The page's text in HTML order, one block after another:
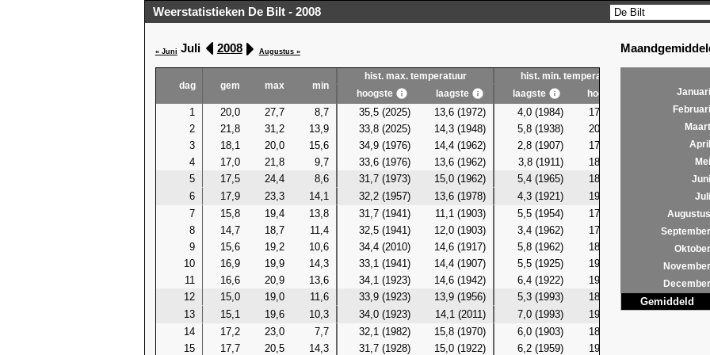
Weerstatistieken De Bilt - 2008
« Juni Juli 2008 Augustus »
dag gem max min
hist. max. temperatuur hist. min. temperatuur
hist.
hoogste
laagste laagste hoogste laagste
1 20,0 27,7 8,7 35,5 (2025) 13,6 (1972) 4,0 (1984) 17,2 (1992) 10,9
2
21,8 31,2 13,9 33,8 (2025) 14,3 (1948) 5,8 (1938) 20,5 (2010) 10,8
3
18,1 20,0 15,6 34,9 (1976) 14,4 (1962) 2,8 (1907) 17,7 (2009) 10,8
4
17,0 21,8 9,7 33,6 (1976) 13,6 (1962) 3,8 (1911) 18,4 (1991) 10,7
5
17,5 24,4 8,6 31,7 (1973) 15,0 (1962) 5,4 (1965) 18,1 (2006) 11,6
6
17,9 23,3 14,1 32,2 (1957) 13,6 (1978) 4,3 (1921) 19,3 (2001) 10,9
7
15,8 19,4 13,8 31,7 (1941) 11,1 (1903) 5,5 (1954) 17,7 (2001) 10,5
8
14,7 18,7 11,4 32,5 (1941) 12,0 (1903) 3,4 (1962) 17,5 (1991) 11,0
9
15,6 19,2 10,6 34,4 (2010) 14,6 (1917) 5,8 (1962) 18,2 (1941) 11,6
10
16,9 19,9 14,3 33,1 (1941) 14,4 (1907) 5,5 (1925) 19,8 (1923) 11,9
11
16,6 20,9 13,6 34,1 (1923) 14,6 (1942) 6,4 (1922) 19,9 (1941) 11,6
12
15,0 19,0 11,6 33,9 (1923) 13,9 (1956) 5,3 (1993) 18,7 (1923) 11,3
13
15,1 19,6 10,3 34,0 (1923) 14,1 (2011) 7,0 (1993) 19,4 (1912) 11,7
14
17,2 23,0 7,7 32,1 (1982) 15,8 (1970) 6,0 (1903) 18,2 (1967)
15
17,7 20,5 14,3 31,7 (1928) 15,0 (1922) 6,2 (1959) 19,0 (1945)
Januari
Februari
Maart
April
Mei
Juni
Juli
Augustus
September
Oktober
November
December
Gemiddeld